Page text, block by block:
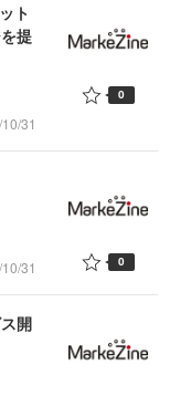
ト
提
31
0
31 0
開